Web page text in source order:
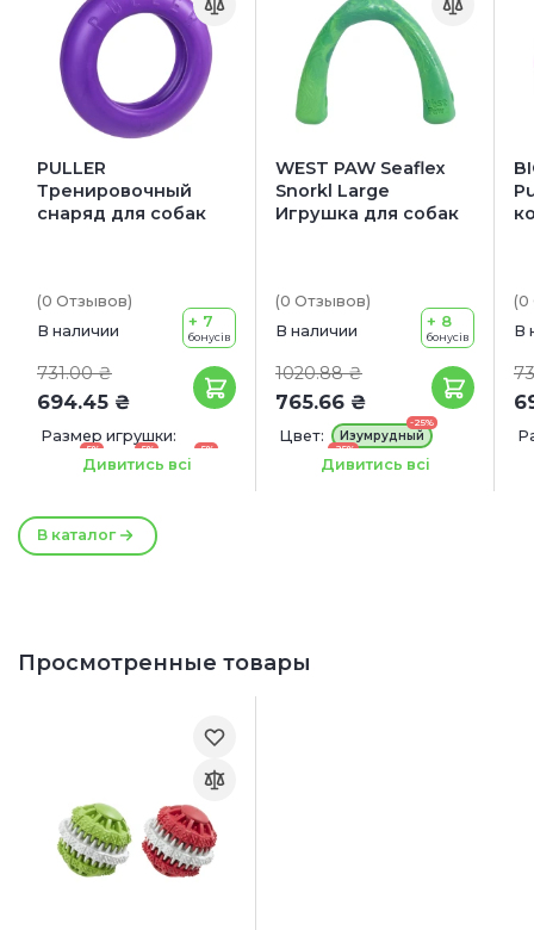
В каталог
PULLER
Тренировочный
снаряд для собак
(0 Отзывов)
В наличии
731.00 ₴
694.45 ₴
+ 7
бонусів
Размер игрушки:
-5%
12.5 см
-5%
18 см
-5%
20 см
-5% -5%
Дивитись всі
WEST PAW Seaflex
Snorkl Large
Игрушка для собак
(0 Отзывов)
В наличии
1020.88 ₴
765.66 ₴
+ 8
бонусів
Цвет:
-25%
Изумрудный
-25%
Гибискус
-25%
Дивитись всі
(0
В
Просмотренные товары